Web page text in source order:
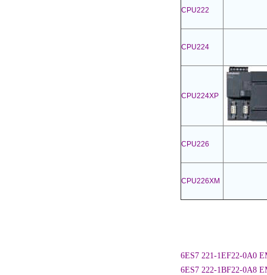
CPU222
CPU224
CPU224XP
CPU226
CPU226XM
6ES7 221-1EF22-0A0
6ES7 222-1BF22-0A8